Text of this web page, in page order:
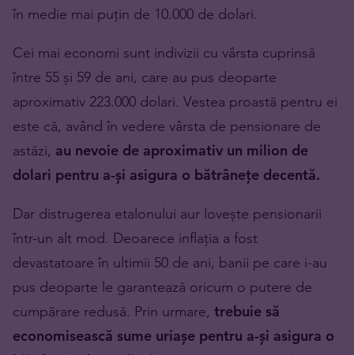
în medie mai puțin de 10.000 de dolari.
Cei mai economi sunt indivizii cu vârsta cuprinsă
între 55 și 59 de ani, care au pus deoparte
aproximativ 223.000 dolari. Vestea proastă pentru ei
este că, având în vedere vârsta de pensionare de
astăzi, au nevoie de aproximativ un milion de
dolari pentru a-și asigura o bătrânețe decentă.
Dar distrugerea etalonului aur lovește pensionarii
într-un alt mod. Deoarece inflația a fost
devastatoare în ultimii 50 de ani, banii pe care i-au
pus deoparte le garantează oricum o putere de
cumpărare redusă. Prin urmare, trebuie să
economisească sume uriașe pentru a-și asigura o